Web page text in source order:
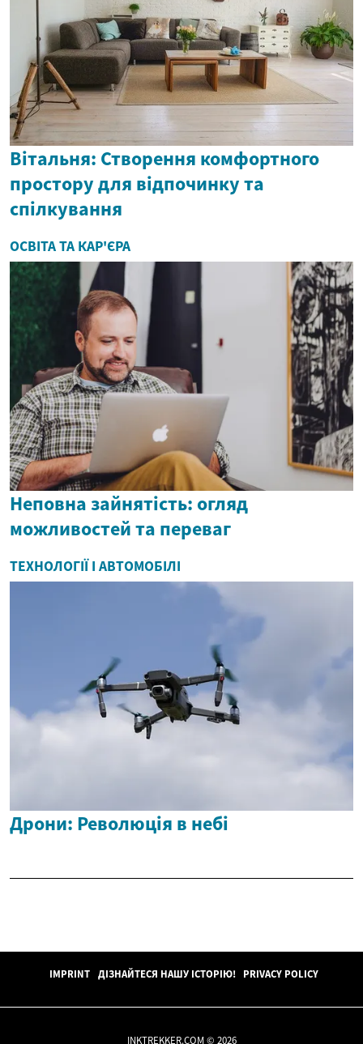
Вітальня: Створення комфортного
простору для відпочинку та
спілкування
ОСВІТА ТА КАР'ЄРА
Неповна зайнятість: огляд
можливостей та переваг
ТЕХНОЛОГІЇ І АВТОМОБІЛІ
Дрони: Революція в небі
IMPRINT ДІЗНАЙТЕСЯ НАШУ ІСТОРІЮ! PRIVACY POLICY
INKTREKKER.COM © 2026